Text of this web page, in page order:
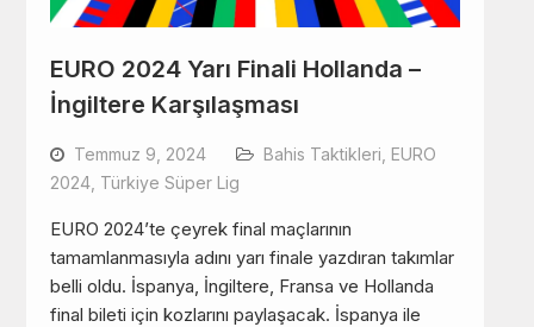
EURO 2024 Yarı Finali Hollanda –
İngiltere Karşılaşması
Temmuz 9, 2024 Bahis Taktikleri EURO
2024, Türkiye Süper Lig
EURO 2024’te çeyrek final maçlarının
tamamlanmasıyla adını yarı finale yazdıran takımlar
belli oldu. İspanya, İngiltere, Fransa ve Hollanda
final bileti için kozlarını paylaşacak. İspanya ile